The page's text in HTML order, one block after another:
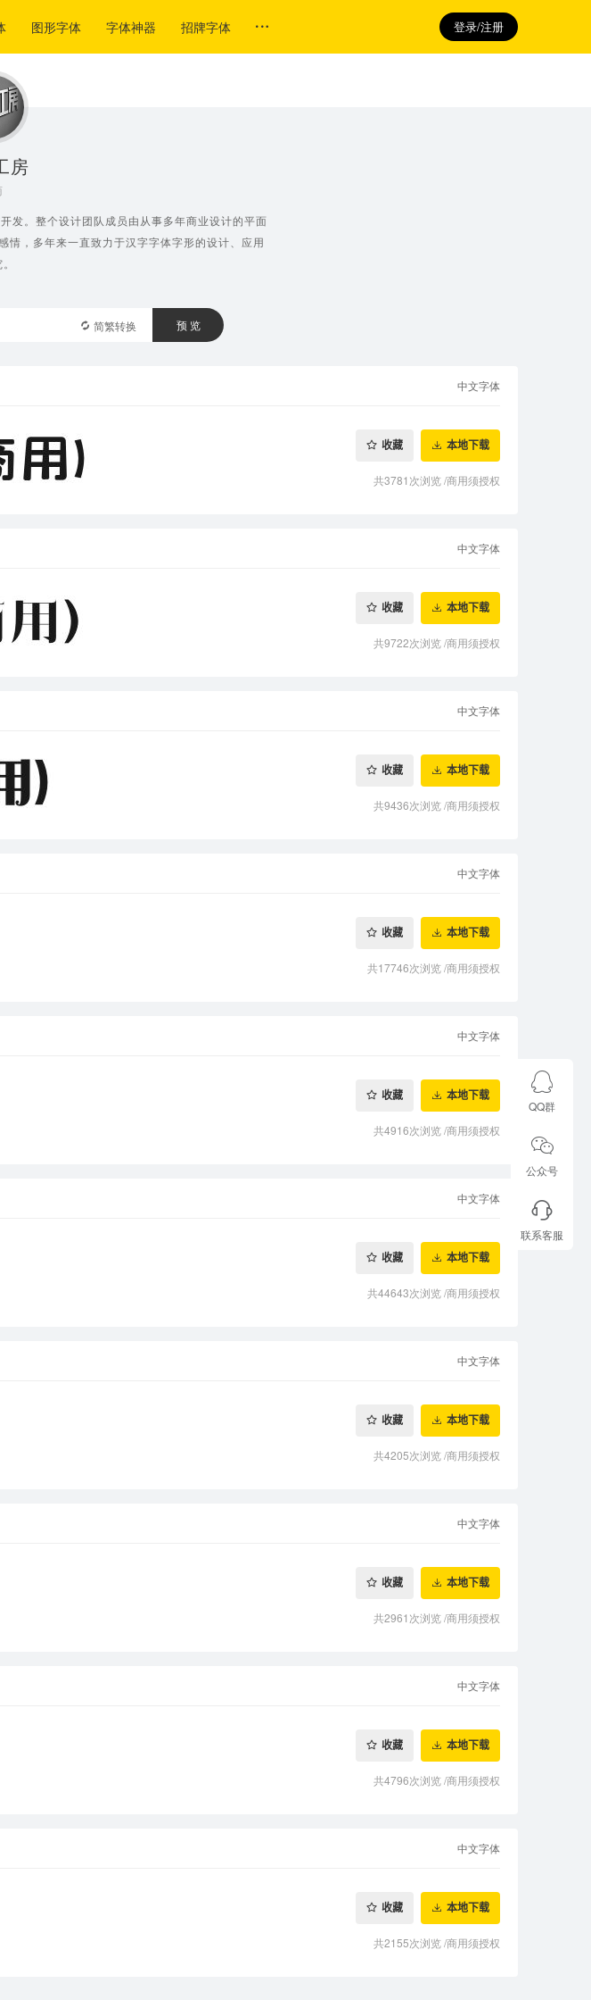
图形字体 字体神器 招牌字体 登录/注册
房
发。整个设计团队成员由从事多年商业设计的平面
情，多年来一直致力于汉字字体字形的设计、应用
预 览
简繁转换
中文字体
收藏 本地下载
共3781次浏览/商用须授权
中文字体
收藏 本地下载
共9722次浏览/商用须授权
中文字体
收藏 本地下载
共9436次浏览/商用须授权
中文字体
收藏 本地下载
共17746次浏览/商用须授权
中文字体
收藏 本地下载
共4916次浏览/商用须授权
中文字体
收藏 本地下载
共44643次浏览/商用须授权
中文字体
收藏 本地下载
共4205次浏览/商用须授权
中文字体
收藏 本地下载
共2961次浏览/商用须授权
中文字体
收藏 本地下载
共4796次浏览/商用须授权
中文字体
收藏 本地下载
共2155次浏览/商用须授权
QQ群
公众号
联系客服